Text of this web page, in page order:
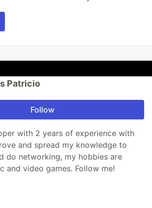
Patricio
Follow
with 2 years of experience with
and spread my knowledge to
do networking, my hobbies are
and video games. Follow me!